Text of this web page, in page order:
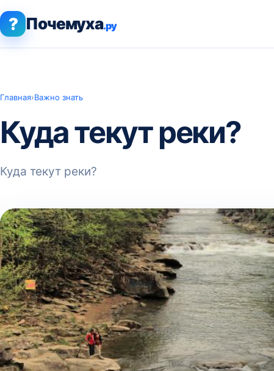
? Почемуха.ру
Главная›Важно знать
Куда текут реки?
Куда текут реки?